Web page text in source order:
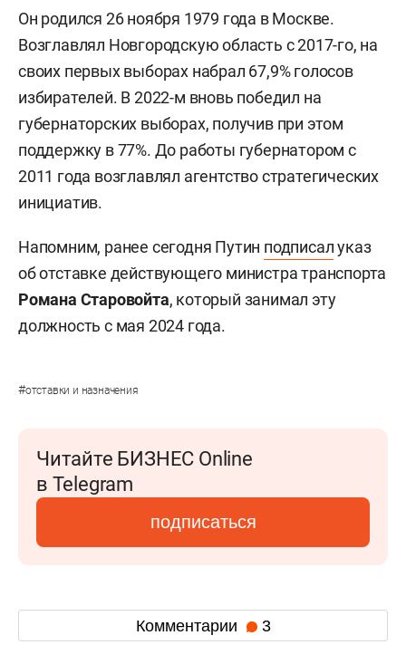
Он родился 26 ноября 1979 года в Москве.
Возглавлял Новгородскую область с 2017-го, на
своих первых выборах набрал 67,9% голосов
избирателей. В 2022-м вновь победил на
губернаторских выборах, получив при этом
поддержку в 77%. До работы губернатором с
2011 года возглавлял агентство стратегических
инициатив.
Напомним, ранее сегодня Путин подписалуказ
об отставке действующего министра транспорта
Романа Старовойта, который занимал эту
должность с мая 2024 года.
#отставки и назначения
Читайте БИЗНЕС Online
в Telegram
подписаться
Комментарии 3